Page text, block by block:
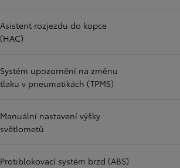
Asistent rozjezdu do kopce
(HAC)
Systém upozornění na změnu
tlaku v pneumatikách (TPMS)
Manuální nastavení výšky
světlometů
Protiblokovací systém brzd (ABS)